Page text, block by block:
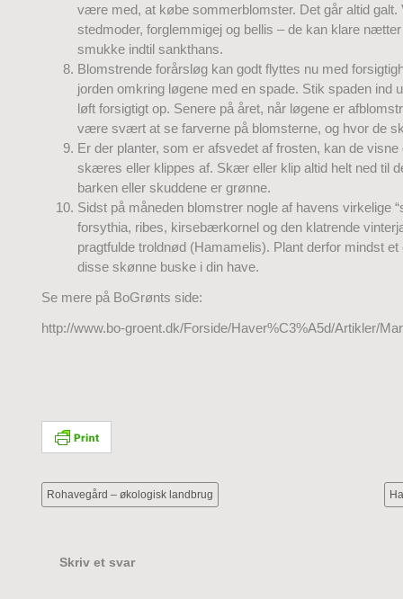
være med, at købe sommerblomster. Det går altid
stedmoder, forglemmigej og bellis – de kan klare
smukke indtil sankthans.
Blomstrende forårsløg kan godt flyttes nu med
jorden omkring løgene med en spade. Stik spaden ind
løft forsigtigt op. Senere på året, når løgene er
være svært at se farverne på blomsterne, og hvor de
Er der planter, som er afsvedet af frosten, kan de
skæres eller klippes af. Skær eller klip altid helt ned til
barken eller skuddene er grønne.
Sidst på måneden blomstrer nogle af havens virkelige
forsythia, ribes, kirsebærkornel og den klatrende
pragtfulde troldnød (Hamamelis). Plant derfor mindst
disse skønne buske i din have.
Se mere på BoGrønts side:
http://www.bo-groent.dk/Forside/Haver%C3%A5d/Artikler/
Rohavegård – økologisk landbrug
Skriv et svar